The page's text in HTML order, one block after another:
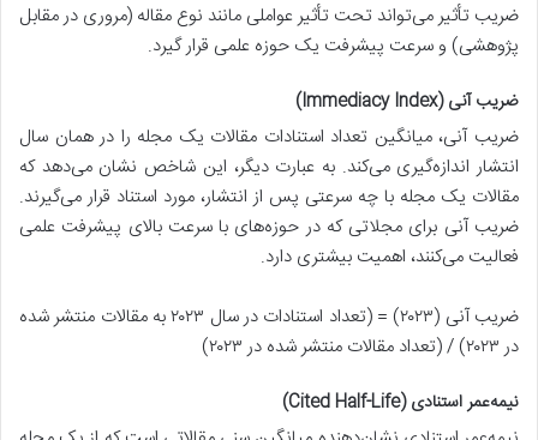
ضریب تأثیر می‌تواند تحت تأثیر عواملی مانند نوع مقاله (مروری در مقابل
پژوهشی) و سرعت پیشرفت یک حوزه علمی قرار گیرد.
ضریب آنی (Immediacy Index)
ضریب آنی، میانگین تعداد استنادات مقالات یک مجله را در همان سال
انتشار اندازه‌گیری می‌کند. به عبارت دیگر، این شاخص نشان می‌دهد که
مقالات یک مجله با چه سرعتی پس از انتشار، مورد استناد قرار می‌گیرند.
ضریب آنی برای مجلاتی که در حوزه‌های با سرعت بالای پیشرفت علمی
فعالیت می‌کنند، اهمیت بیشتری دارد.
ضریب آنی (۲۰۲۳) = (تعداد استنادات در سال ۲۰۲۳ به مقالات منتشر شده
در ۲۰۲۳) / (تعداد مقالات منتشر شده در ۲۰۲۳)
نیمه‌عمر استنادی (Cited Half-Life)